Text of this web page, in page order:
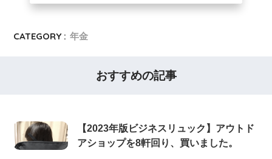
CATEGORY : 年金
おすすめの記事
【2023年版ビジネスリュック】アウトド
アショップを8軒回り、買いました。